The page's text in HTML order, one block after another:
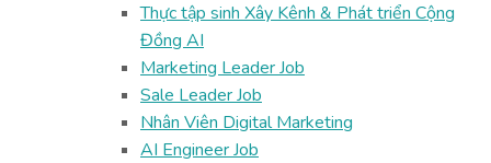
Thực tập sinh Xây Kênh & Phát triển Cộng
Đồng AI
Marketing Leader Job
Sale Leader Job
Nhân Viên Digital Marketing
AI Engineer Job